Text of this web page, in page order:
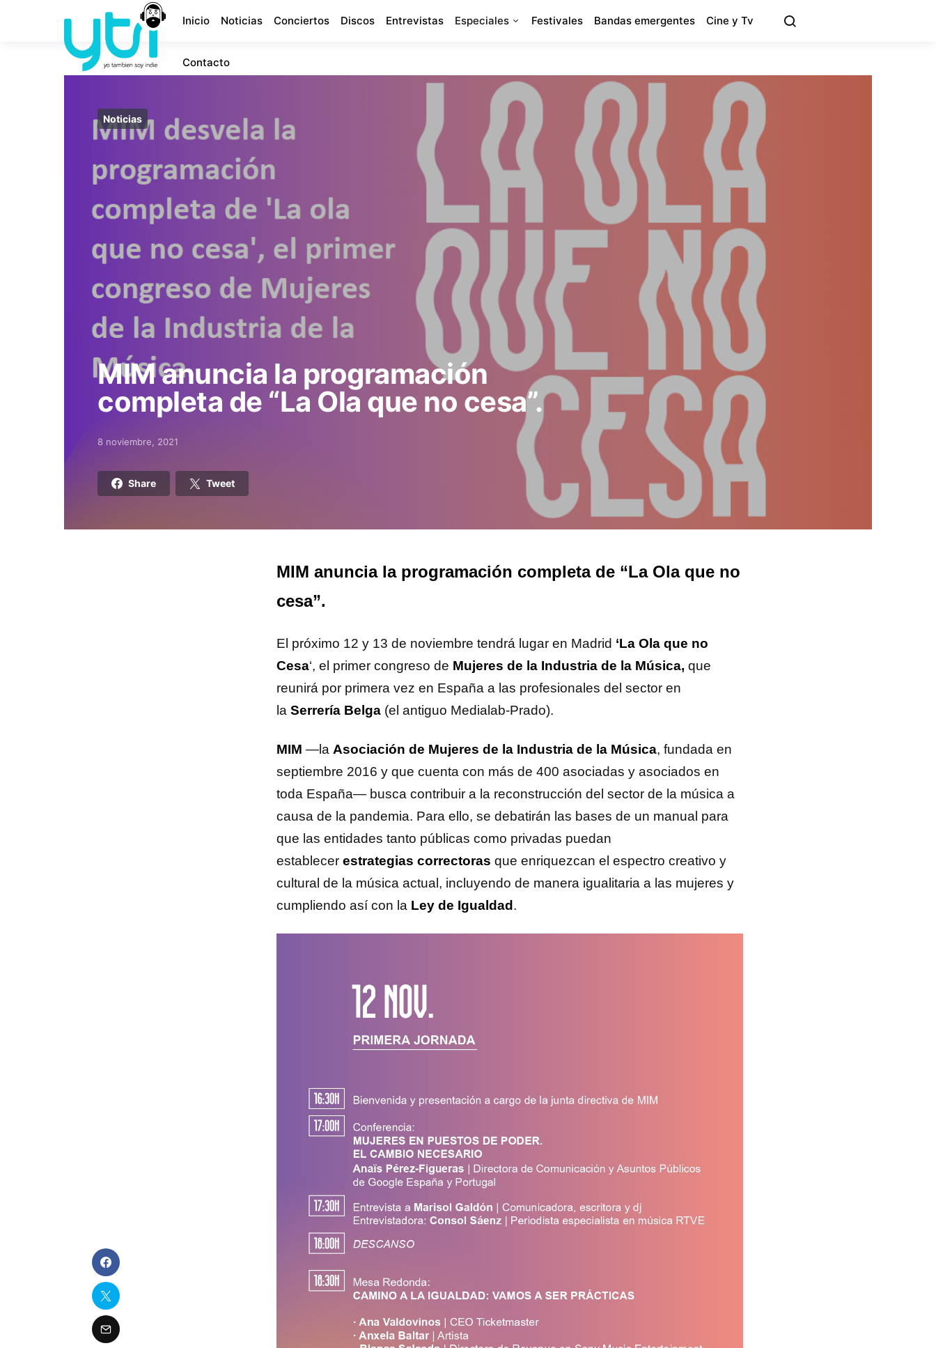
Inicio Noticias Conciertos Discos Entrevistas Especiales Festivales Bandas emergentes Cine y Tv
Contacto
Noticias
MIM anuncia la programación
completa de “La Ola que no cesa”.
Posted on
8 noviembre, 2021
Share Tweet
MIM anuncia la programación completa de “La Ola que no
cesa”.
El próximo 12 y 13 de noviembre tendrá lugar en Madrid ‘La Ola que no
Cesa‘, el primer congreso de Mujeres de la Industria de la Música, que
reunirá por primera vez en España a las profesionales del sector en
la Serrería Belga (el antiguo Medialab-Prado).
MIM —la Asociación de Mujeres de la Industria de la Música, fundada en
septiembre 2016 y que cuenta con más de 400 asociadas y asociados en
toda España— busca contribuir a la reconstrucción del sector de la música a
causa de la pandemia. Para ello, se debatirán las bases de un manual para
que las entidades tanto públicas como privadas puedan
establecer estrategias correctoras que enriquezcan el espectro creativo y
cultural de la música actual, incluyendo de manera igualitaria a las mujeres y
cumpliendo así con la Ley de Igualdad .